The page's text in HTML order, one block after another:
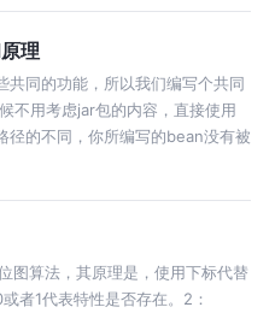
理
共同的功能，所以我们编写个共同
不用考虑jar包的内容，直接使用
径的不同，你所编写的bean没有被
人员去扫描你的包路径去初始化
图算法，其原理是，使用下标代替
者1代表特性是否存在。2：